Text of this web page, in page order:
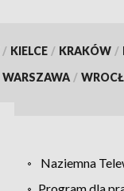
/ KIELCE / KRAKÓW /
WARSZAWA /
Naziemna